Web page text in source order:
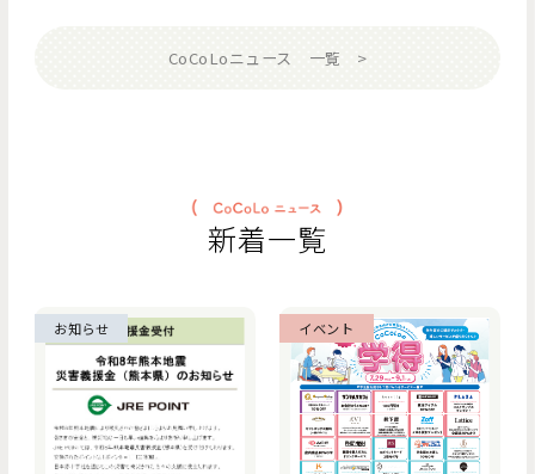
CoCoLoニュース 一覧
新着一覧
お知らせ イベント